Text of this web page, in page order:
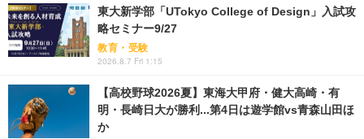
東大新学部「UTokyo College of Design」入試攻
略セミナー9/27
教育・受験
2026.8.7 Fri 1:15
【高校野球2026夏】東海大甲府・健大高崎・有
明・長崎日大が勝利...第4日は遊学館vs青森山田ほ
か